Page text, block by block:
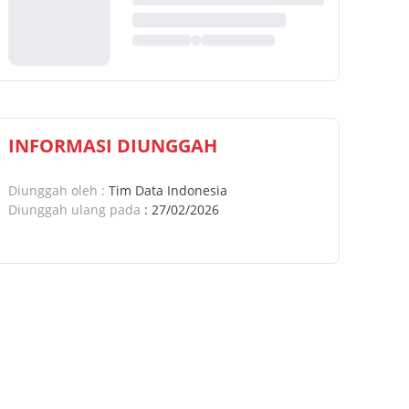
INFORMASI DIUNGGAH
Diunggah oleh : Tim Data Indonesia
Diunggah ulang pada : 27/02/2026